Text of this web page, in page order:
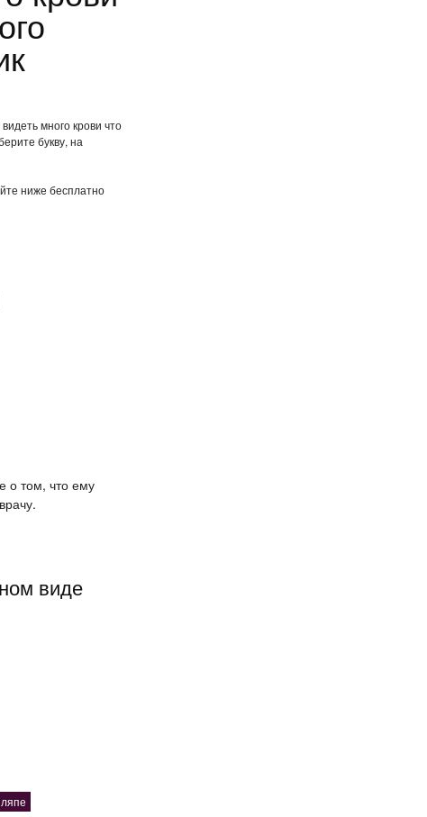
много крови что
букву, на
ниже бесплатно
о том, что ему
виде